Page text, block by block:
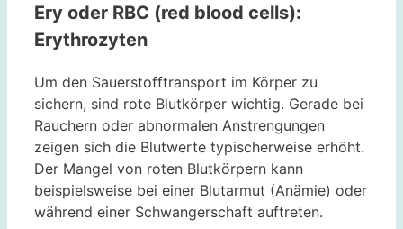
Ery oder RBC (red blood cells):
Erythrozyten
Um den Sauerstofftransport im Körper zu
sichern, sind rote Blutkörper wichtig. Gerade bei
Rauchern oder abnormalen Anstrengungen
zeigen sich die Blutwerte typischerweise erhöht.
Der Mangel von roten Blutkörpern kann
beispielsweise bei einer Blutarmut (Anämie) oder
während einer Schwangerschaft auftreten.